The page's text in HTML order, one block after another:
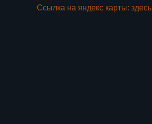
Ссылка на яндекс карты: здесь